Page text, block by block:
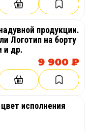
продукции.
Логотип на борту
и др.
9 900 ₽
исполнения